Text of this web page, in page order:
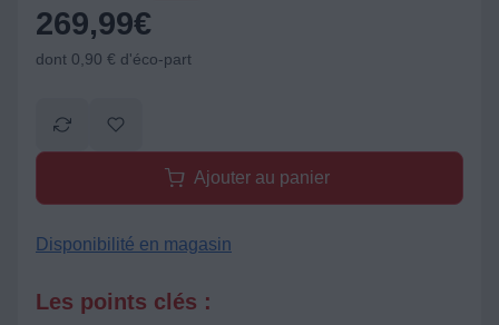
269,99€
dont 0,90 € d'éco-part
Ajouter au panier
Disponibilité en magasin
Les points clés :